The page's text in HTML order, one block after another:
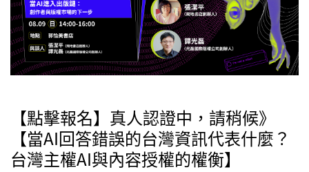
【點擊報名】真人認證中，請稍候》
【當AI回答錯誤的台灣資訊代表什麼？
台灣主權AI與內容授權的權衡】